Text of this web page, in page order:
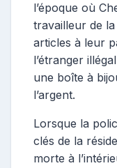
l’époque où
travailleur de
articles à leur
l’étranger
une boîte à
l’argent.
Lorsque la
clés de la
morte à